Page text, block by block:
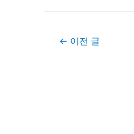
Post← 이전 글